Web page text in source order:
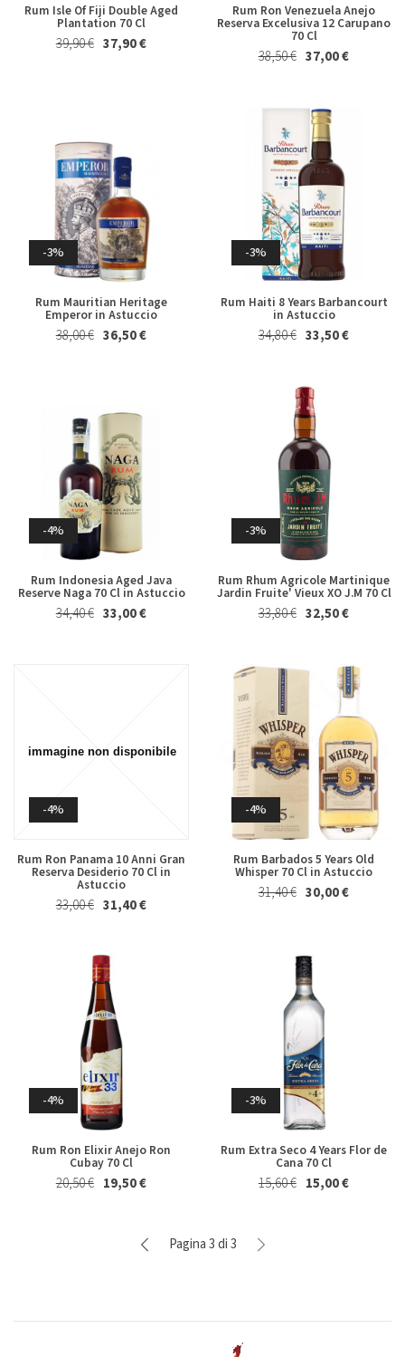
Rum Isle Of Fiji Double Aged
Plantation 70 Cl
39,90 € 37,90 €
Rum Ron Venezuela Anejo
Reserva Excelusiva 12 Carupano
70 Cl
38,50 € 37,00 €
-3%
Rum Mauritian Heritage
Emperor in Astuccio
38,00 € 36,50 €
-3%
Rum Haiti 8 Years Barbancourt
in Astuccio
34,80 € 33,50 €
-4%
Rum Indonesia Aged Java
Reserve Naga 70 Cl in Astuccio
34,40 € 33,00 €
-3%
Rum Rhum Agricole Martinique
Jardin Fruite' Vieux XO J.M 70 Cl
33,80 € 32,50 €
-4%
Rum Ron Panama 10 Anni Gran
Reserva Desiderio 70 Cl in
Astuccio
33,00 € 31,40 €
-4%
Rum Barbados 5 Years Old
Whisper 70 Cl in Astuccio
31,40 € 30,00 €
-4%
Rum Ron Elixir Anejo Ron
Cubay 70 Cl
20,50 € 19,50 €
-3%
Rum Extra Seco 4 Years Flor de
Cana 70 Cl
15,60 € 15,00 €
Pagina 3 di 3